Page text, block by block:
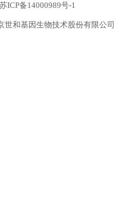
苏ICP备14000989号-1
世和基因生物技术股份有限公司